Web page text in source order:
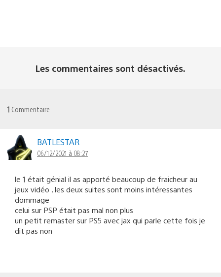
Les commentaires sont désactivés.
1 Commentaire
BATLESTAR
06/12/2021 à 08:27
le 1 était génial il as apporté beaucoup de fraicheur au
jeux vidéo , les deux suites sont moins intéressantes
dommage
celui sur PSP était pas mal non plus
un petit remaster sur PS5 avec jax qui parle cette fois je
dit pas non